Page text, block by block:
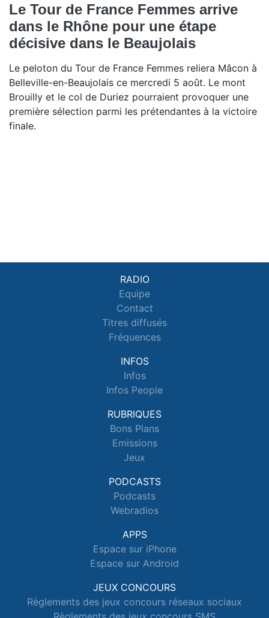
Le Tour de France Femmes arrive
dans le Rhône pour une étape
décisive dans le Beaujolais
Le peloton du Tour de France Femmes reliera Mâcon à
Belleville-en-Beaujolais ce mercredi 5 août. Le mont
Brouilly et le col de Duriez pourraient provoquer une
première sélection parmi les prétendantes à la victoire
finale.
RADIO
Equipe
Contact
Titres diffusés
Fréquences
INFOS
Infos
Infos People
RUBRIQUES
Bons Plans
Emissions
Jeux
PODCASTS
Podcasts
Webradios
APPS
Espace sur iPhone
Espace sur Android
JEUX CONCOURS
Règlements des jeux concours réseaux sociaux